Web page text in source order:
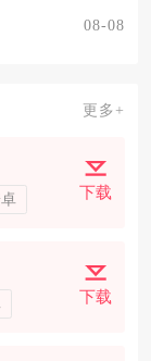
08-08
更多+
下载
下载